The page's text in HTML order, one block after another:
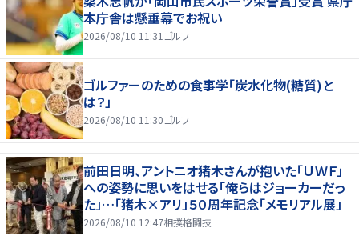
本庁舎は懸垂幕でお祝い
2026/08/10 11:31 ゴルフ
ゴルファーのための食事学「炭水化物(糖質)と
は？」
2026/08/10 11:30ゴルフ
前田日明、アントニオ猪木さんが抱いた「ＵＷＦ」
への姿勢に思いをはせる「俺らはジョーカーだっ
た」…「猪木×アリ」５０周年記念「メモリアル展」
2026/08/10 12:47相撲格闘技